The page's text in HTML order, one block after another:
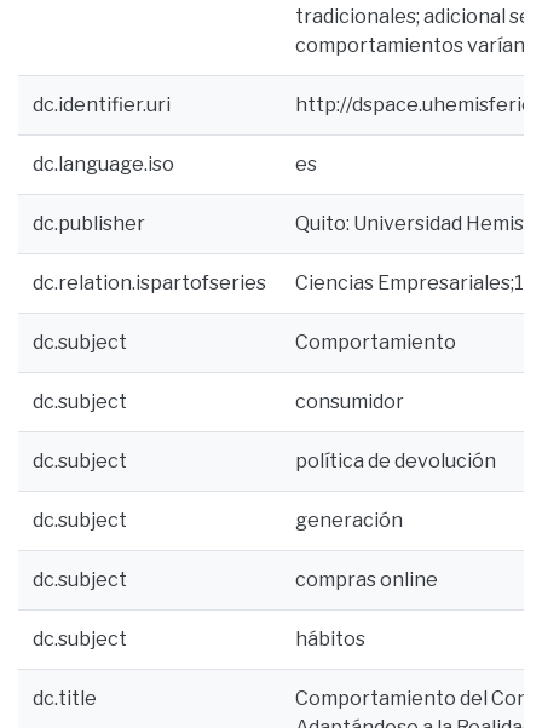
tradicionales; adicional
comportamientos varían
dc.identifier.uri http://
dc.language.iso es
dc.publisher Quito: Universidad
dc.relation.ispartofseries Ciencias
dc.subject Comportamiento
dc.subject consumidor
dc.subject política de devolución
dc.subject generación
dc.subject compras online
dc.subject hábitos
dc.title
Comportamiento del